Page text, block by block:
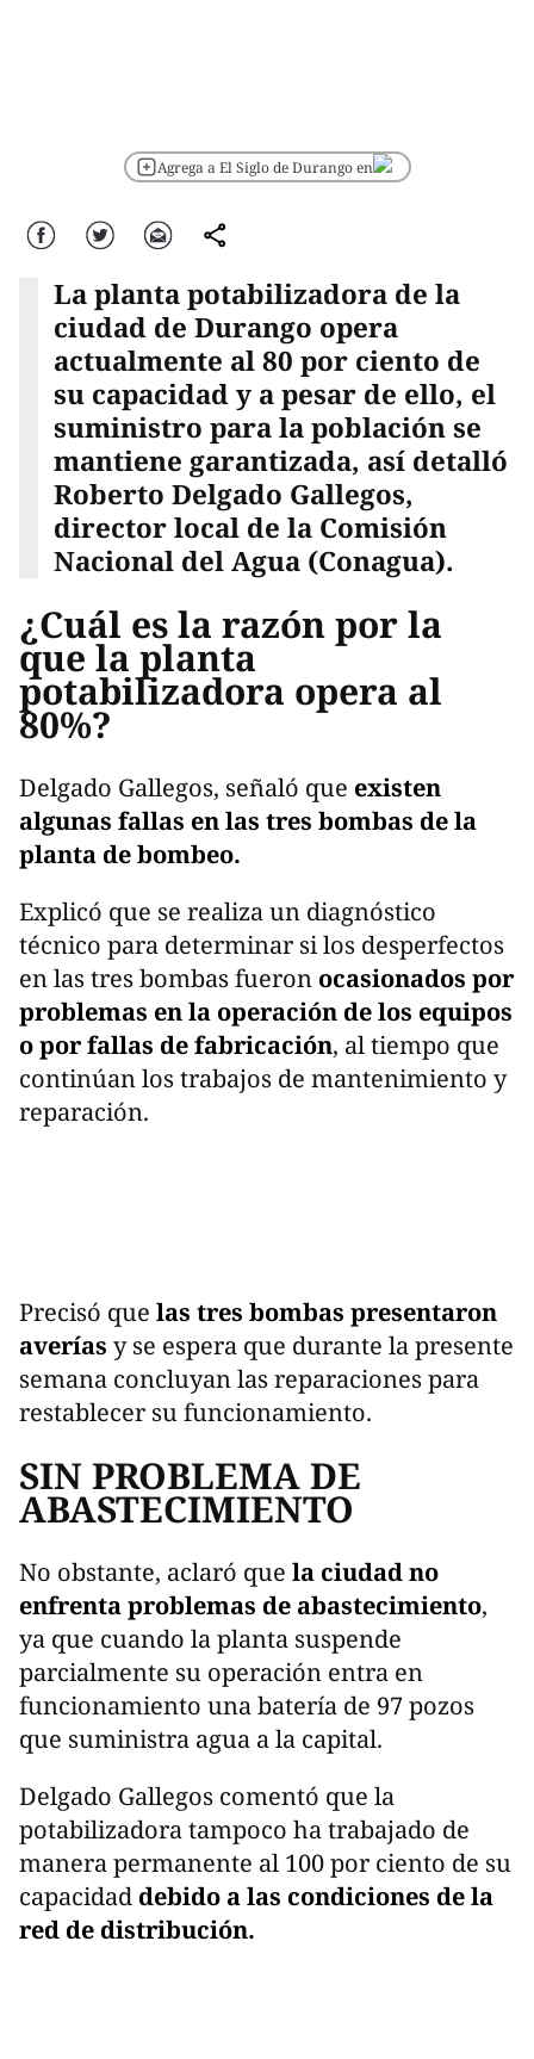
Agrega a El Siglo de Durango en
Facebook Twitter Correo comparte
La planta potabilizadora de la
ciudad de Durango opera
actualmente al 80 por ciento de
su capacidad y a pesar de ello, el
suministro para la población se
mantiene garantizada, así detalló
Roberto Delgado Gallegos,
director local de la Comisión
Nacional del Agua (Conagua).
¿Cuál es la razón por la
que la planta
potabilizadora opera al
80%?
Delgado Gallegos, señaló que existen
algunas fallas en las tres bombas de la
planta de bombeo.
Explicó que se realiza un diagnóstico
técnico para determinar si los desperfectos
en las tres bombas fueron ocasionados por
problemas en la operación de los equipos
o por fallas de fabricación, al tiempo que
continúan los trabajos de mantenimiento y
reparación.
Precisó que las tres bombas presentaron
averías y se espera que durante la presente
semana concluyan las reparaciones para
restablecer su funcionamiento.
SIN PROBLEMA DE
ABASTECIMIENTO
No obstante, aclaró que la ciudad no
enfrenta problemas de abastecimiento,
ya que cuando la planta suspende
parcialmente su operación entra en
funcionamiento una batería de 97 pozos
que suministra agua a la capital.
Delgado Gallegos comentó que la
potabilizadora tampoco ha trabajado de
manera permanente al 100 por ciento de su
capacidad debido a las condiciones de la
red de distribución.